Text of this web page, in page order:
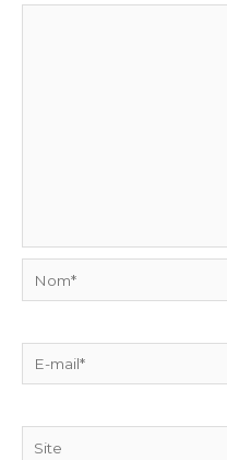
Nom*
E-
mail*
Site